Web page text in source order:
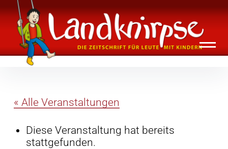
Inhalte
überspringen
Landknirpse – Die Zeitschrift für Leute
mit Kindern
« Alle Veranstaltungen
Diese Veranstaltung hat bereits
stattgefunden.